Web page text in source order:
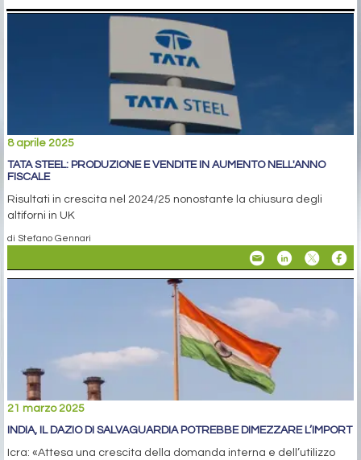
8 aprile 2025
TATA STEEL: PRODUZIONE E VENDITE IN AUMENTO NELL'ANNO
FISCALE
Risultati in crescita nel 2024/25 nonostante la chiusura degli
altiforni in UK
di Stefano Gennari
21 marzo 2025
INDIA, IL DAZIO DI SALVAGUARDIA POTREBBE DIMEZZARE L’IMPORT
Icra: «Attesa una crescita della domanda interna e dell’utilizzo